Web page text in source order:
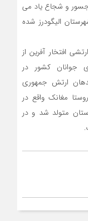
جسور و شجاع یاد می
الیگودرز شده
افتخار آفرین از
جوانان کشور در
ارتش جمهوری
است که سال ۱۳۱۸ در روستا مغانک واقع در
متولد شد و در